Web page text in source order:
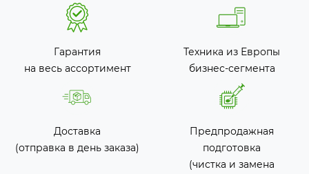
Гарантия
на весь ассортимент
Техника из Европы
бизнес-сегмента
Доставка
(отправка в день заказа)
Предпродажная
подготовка
(чистка и замена